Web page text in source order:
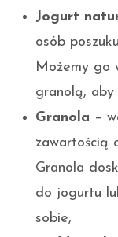
Jogurt
osób
Możemy go
granolą, aby
Granola –
zawartością
Granola
do jogurtu
sobie,